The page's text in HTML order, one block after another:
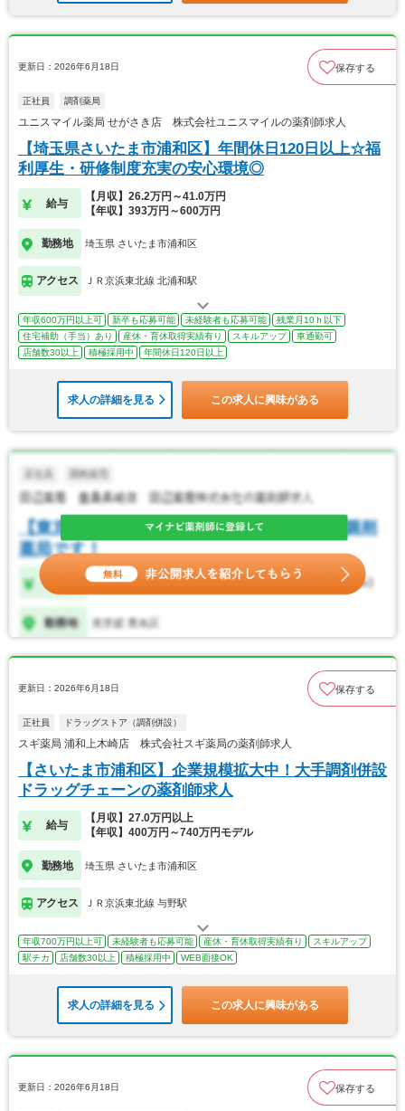
更新日：2026年6月18日 保存する
正社員 調剤薬局
ユニスマイル薬局 せがさき店 株式会社ユニスマイルの薬剤師求人
【埼玉県さいたま市浦和区】年間休日120日以上☆福
利厚生・研修制度充実の安心環境◎
給与
【月収】26.2万円～41.0万円
【年収】393万円～600万円
勤務地 埼玉県 さいたま市浦和区
アクセス ＪＲ京浜東北線 北浦和駅
年収600万円以上可 新卒も応募可能 未経験者も応募可能
残業月10ｈ以下
住宅補助（手当）あり
産休・育休取得実績有り スキルアップ
車通勤可
店舗数30以上
積極採用中 年間休日120日以上
求人の詳細を見る この求人に興味がある
更新日：2026年6月18日 保存する
正社員 ドラッグストア（調剤併設）
スギ薬局 浦和上木崎店 株式会社スギ薬局の薬剤師求人
【さいたま市浦和区】企業規模拡大中！大手調剤併設
ドラッグチェーンの薬剤師求人
給与
【月収】27.0万円以上
【年収】400万円～740万円モデル
勤務地 埼玉県 さいたま市浦和区
アクセス ＪＲ京浜東北線 与野駅
年収700万円以上可 未経験者も応募可能 産休・育休取得実績有り
スキルアップ
駅チカ
店舗数30以上 積極採用中 WEB面接OK
求人の詳細を見る この求人に興味がある
更新日：2026年6月18日 保存する